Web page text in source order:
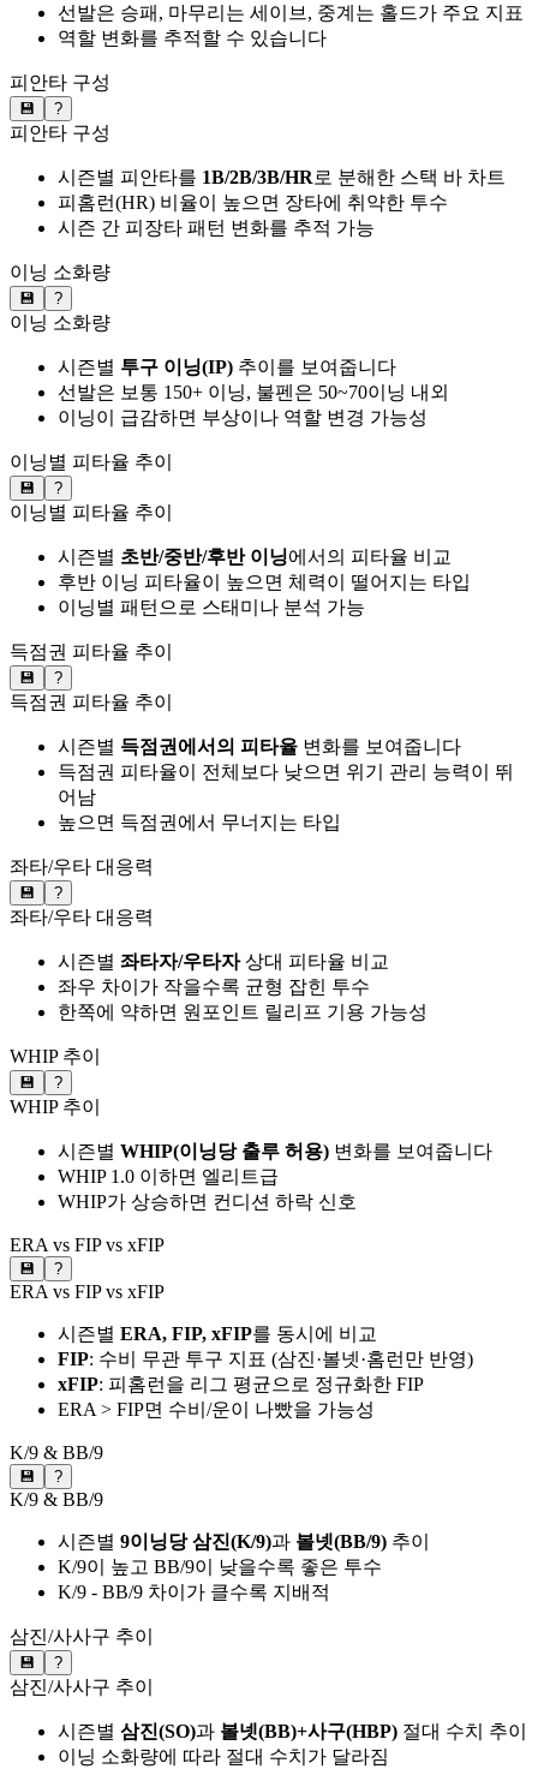
선발은 승패, 마무리는 세이브, 중계는 홀드가 주요 지표
역할 변화를 추적할 수 있습니다
피안타 구성
💾 ?
피안타 구성
시즌별 피안타를 1B/2B/3B/HR로 분해한 스택 바 차트
피홈런(HR) 비율이 높으면 장타에 취약한 투수
시즌 간 피장타 패턴 변화를 추적 가능
이닝 소화량
💾 ?
이닝 소화량
시즌별 투구 이닝(IP) 추이를 보여줍니다
선발은 보통 150+ 이닝, 불펜은 50~70이닝 내외
이닝이 급감하면 부상이나 역할 변경 가능성
이닝별 피타율 추이
💾 ?
이닝별 피타율 추이
시즌별 초반/중반/후반 이닝에서의 피타율 비교
후반 이닝 피타율이 높으면 체력이 떨어지는 타입
이닝별 패턴으로 스태미나 분석 가능
득점권 피타율 추이
💾 ?
득점권 피타율 추이
시즌별 득점권에서의 피타율 변화를 보여줍니다
득점권 피타율이 전체보다 낮으면 위기 관리 능력이 뛰
어남
높으면 득점권에서 무너지는 타입
좌타/우타 대응력
💾 ?
좌타/우타 대응력
시즌별 좌타자/우타자상대 피타율 비교
좌우 차이가 작을수록 균형 잡힌 투수
한쪽에 약하면 원포인트 릴리프 기용 가능성
WHIP 추이
💾 ?
WHIP 추이
시즌별 WHIP(이닝당 출루 허용) 변화를 보여줍니다
WHIP 1.0 이하면 엘리트급
WHIP가 상승하면 컨디션 하락 신호
ERA vs FIP vs xFIP
💾 ?
ERA vs FIP vs xFIP
시즌별 ERA, FIP, xFIP를 동시에 비교
FIP: 수비 무관 투구 지표 (삼진·볼넷·홈런만 반영)
xFIP: 피홈런을 리그 평균으로 정규화한 FIP
ERA > FIP면 수비/운이 나빴을 가능성
K/9 & BB/9
💾 ?
K/9 & BB/9
시즌별 9이닝당 삼진(K/9)과 볼넷(BB/9) 추이
K/9이 높고 BB/9이 낮을수록 좋은 투수
K/9 - BB/9 차이가 클수록 지배적
삼진/사사구 추이
💾 ?
삼진/사사구 추이
시즌별 삼진(SO)과 볼넷(BB)+사구(HBP) 절대 수치 추이
이닝 소화량에 따라 절대 수치가 달라짐